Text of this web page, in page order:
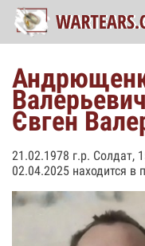
Євген
21.02.1978 г.р.
02.04.2025 находится в